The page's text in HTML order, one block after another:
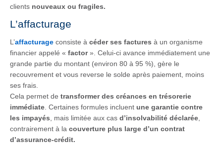
clients nouveaux ou fragiles.
L’affacturage
L’affacturage consiste à céder ses factures à un organisme
financier appelé « factor». Celui-ci avance immédiatement une
grande partie du montant (environ 80 à 95 %), gère le
recouvrement et vous reverse le solde après paiement, moins
ses frais.
Cela permet de transformer des créances en trésorerie
immédiate . Certaines formules incluent une garantie contre
les impayés , mais limitée aux cas d’insolvabilité déclarée
contrairement à la couverture plus large d’un contrat
d’assurance-crédit.